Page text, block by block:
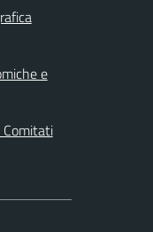
e
Comitati